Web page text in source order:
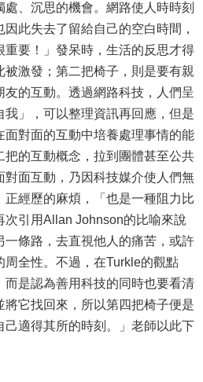
、沉思的機會。網路使人時時刻
此失去了留給自己的空白時間，
重要！」發呆時，生活的反思才得
被激發；第二把椅子，則是要有親
的互動。透過網路科技，人們呈
」，可以整理資訊再回應，但是
面對面的互動中培養處理事情的能
把的互動概念，拉到團體甚至公共
面互動，乃因科技媒介使人們無
經歷的麻煩，「也是一種阻力比
次引用Allan Johnson的比喻來說
一條路，去直視他人的痛苦，或許
全性。不過，在Turkle的觀點
而是認為善用科技的同時也要看清
將它找回來，所以第四把椅子便是
適得其所的時刻。」老師以此下